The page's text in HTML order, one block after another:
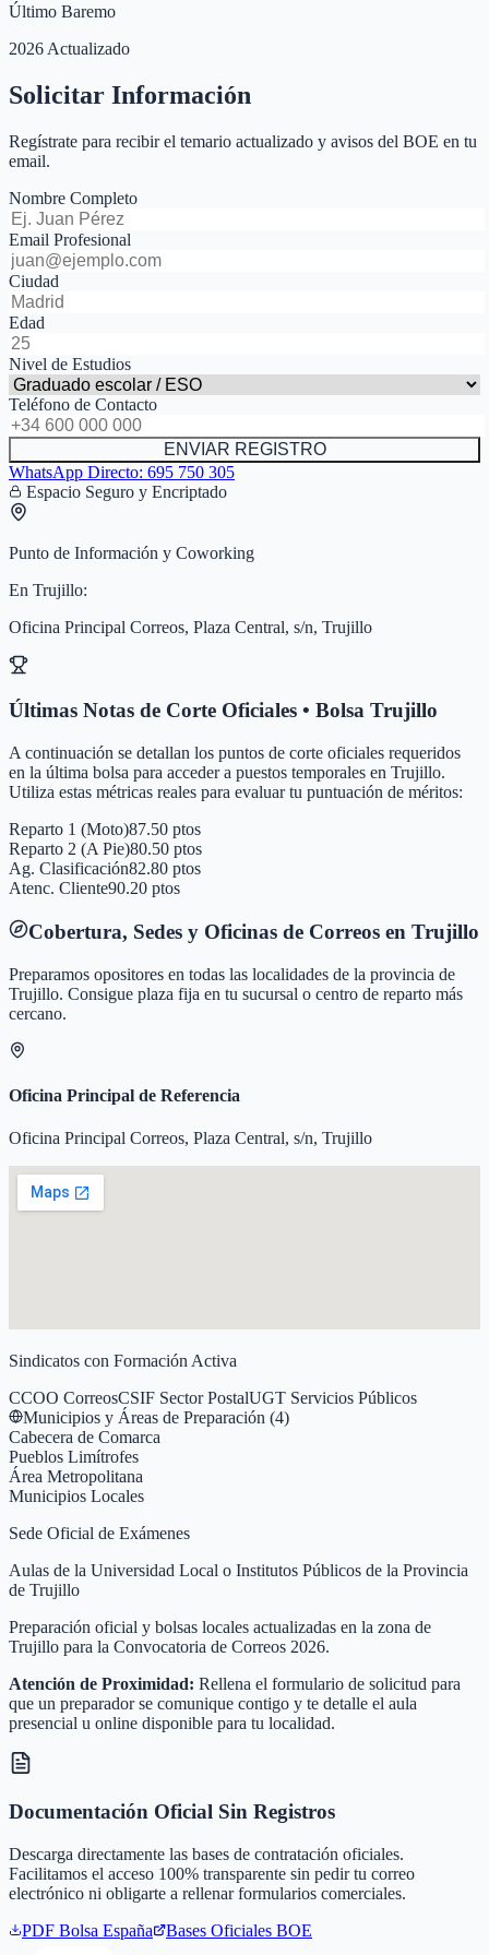
Último Baremo
2026 Actualizado
Solicitar Información
Regístrate para recibir el temario actualizado y avisos del BOE en tu
email.
Nombre Completo
Email Profesional
Ciudad
Edad
Nivel de Estudios
Teléfono de Contacto
ENVIAR REGISTRO
WhatsApp Directo: 695 750 305
Espacio Seguro y Encriptado
Punto de Información y Coworking
En Trujillo:
Oficina Principal Correos, Plaza Central, s/n, Trujillo
Últimas Notas de Corte Oficiales • Bolsa Trujillo
A continuación se detallan los puntos de corte oficiales requeridos
en la última bolsa para acceder a puestos temporales en Trujillo.
Utiliza estas métricas reales para evaluar tu puntuación de méritos:
Reparto 1 (Moto)87.50 ptos
Reparto 2 (A Pie)80.50 ptos
Ag. Clasificación82.80 ptos
Atenc. Cliente90.20 ptos
Cobertura, Sedes y Oficinas de Correos en Trujillo
Preparamos opositores en todas las localidades de la provincia de
Trujillo. Consigue plaza fija en tu sucursal o centro de reparto más
cercano.
Oficina Principal de Referencia
Oficina Principal Correos, Plaza Central, s/n, Trujillo
Sindicatos con Formación Activa
CCOO CorreosCSIF Sector PostalUGT Servicios Públicos
Municipios y Áreas de Preparación (4)
Cabecera de Comarca
Pueblos Limítrofes
Área Metropolitana
Municipios Locales
Sede Oficial de Exámenes
Aulas de la Universidad Local o Institutos Públicos de la Provincia
de Trujillo
Preparación oficial y bolsas locales actualizadas en la zona de
Trujillo para la Convocatoria de Correos 2026.
Atención de Proximidad: Rellena el formulario de solicitud para
que un preparador se comunique contigo y te detalle el aula
presencial u online disponible para tu localidad.
Documentación Oficial Sin Registros
Descarga directamente las bases de contratación oficiales.
Facilitamos el acceso 100% transparente sin pedir tu correo
electrónico ni obligarte a rellenar formularios comerciales.
PDF Bolsa España Bases Oficiales BOE